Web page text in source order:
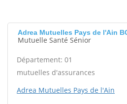
Adrea Mutuelles Pays de l'Ain
Mutuelle Santé Sénior
Département: 01
mutuelles d'assurances
Adrea Mutuelles Pays de l'Ain